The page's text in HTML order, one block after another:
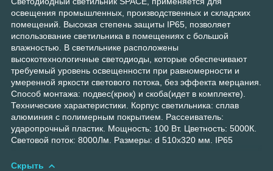
освещения промышленных, производственных и складских
помещений. Высокая степень защиты IP65, позволяет
использование светильника в помещениях с большой
влажностью. В светильнике расположены
высокотехнологичные светодиоды, которые обеспечивают
требуемый уровень освещенности при равномерности и
умеренной яркости светового потока, без эффекта мерцания.
Способ монтажа: подвес(крюк) и скоба(идет в комплекте).
Технические характеристики. Корпус светильника: сплав
алюминия с полимерным покрытием. Рассеиватель:
ударопрочный пластик. Мощность: 100 Вт. Цветность: 5000К.
Световой поток: 8000Лм. Размеры: d 510х320 мм. IP65
Скрыть